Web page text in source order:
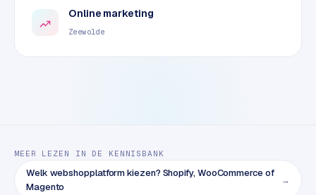
w
k
o
n
e
Online marketing
Zeewolde
MEER LEZEN IN DE KENNISBANK
Welk webshopplatform kiezen? Shopify, WooCommerce of
Magento
→